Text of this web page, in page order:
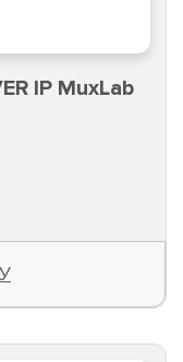
IP MuxLab